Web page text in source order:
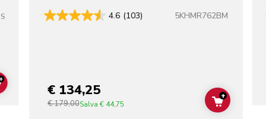
ADD TO CART
4.6 (103) 5KHMR762BM
€ 134,25
€ 179,00Salva € 44,75 ADD TO
+